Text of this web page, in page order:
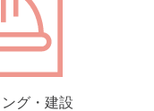
グ・建設